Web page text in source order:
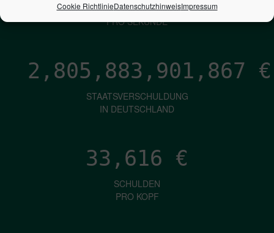
Cookie RichtlinieDatenschutzhinweisImpressum
ZINSEN
PRO SEKUNDE
2,805,883,902,713 €
STAATSVERSCHULDUNG
IN DEUTSCHLAND
33,616 €
SCHULDEN
PRO KOPF